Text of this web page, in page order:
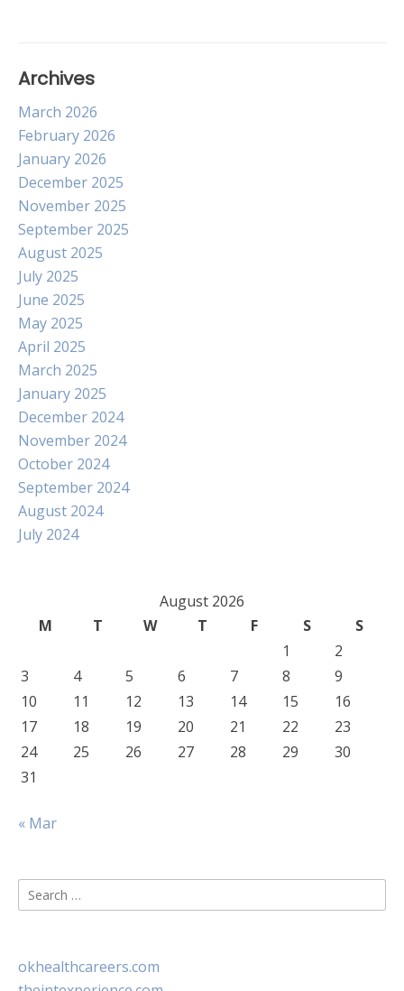
Archives
March 2026
February 2026
January 2026
December 2025
November 2025
September 2025
August 2025
July 2025
June 2025
May 2025
April 2025
March 2025
January 2025
December 2024
November 2024
October 2024
September 2024
August 2024
July 2024
August 2026
M
T W T F S
S
1
2
3
4 5 6 7 8
9
10
11 12 13 14 15
16
17
18 19 20 21 22
23
24
25 26 27 28 29
30
31
« Mar
Search
for:
okhealthcareers.com